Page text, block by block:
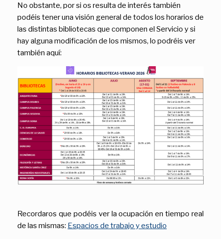
No obstante, por si os resulta de interés también
podéis tener una visión general de todos los horarios de
las distintas bibliotecas que componen el Servicio y si
hay alguna modificación de los mismos, lo podréis ver
también aquí:
Recordaros que podéis ver la ocupación en tiempo real
de las mismas: Espacios de trabajo y estudio